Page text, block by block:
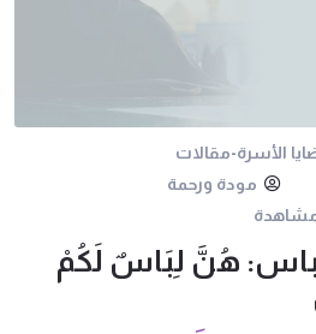
الأسرة-مقالات
مودة ورحمة
هُنَّ لِبَاسٌ لَكُمْ